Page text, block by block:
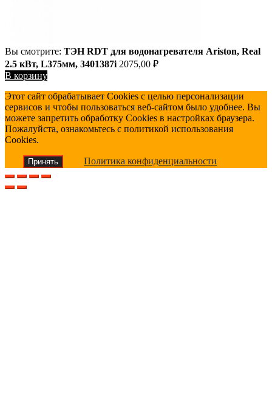
Вы смотрите: ТЭН RDT для водонагревателя Ariston, Real
2.5 кВт, L375мм, 3401387i 2075,00 ₽
В корзину
Этот сайт обрабатывает Cookies с целью персонализации
сервисов и чтобы пользоваться веб-сайтом было удобнее. Вы
можете запретить обработку Cookies в настройках браузера.
Пожалуйста, ознакомьтесь с политикой использования
Cookies.
Принять Политика конфиденциальности